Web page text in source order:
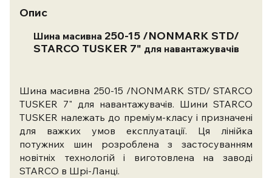
Опис
Шина масивна 250-15 /NONMARK STD/
STARCO TUSKER 7" для навантажувачів
Шина масивна 250-15 /NONMARK STD/ STARCO
TUSKER 7" для навантажувачів. Шини STARCO
TUSKER належать до преміум-класу і призначені
для важких умов експлуатації. Ця лінійка
потужних шин розроблена з застосуванням
новітніх технологій і виготовлена ​​на заводі
STARCO в Шрі-Ланці.